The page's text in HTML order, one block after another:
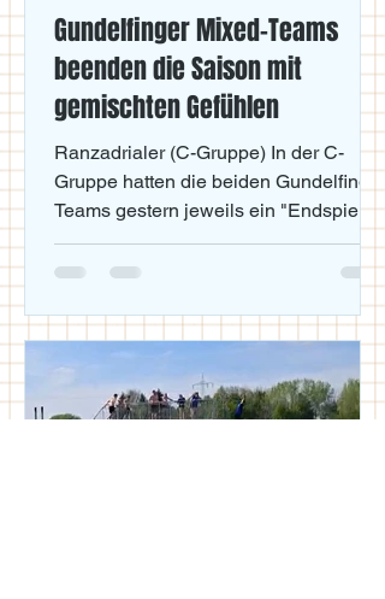
Gundelfinger Mixed-Teams
beenden die Saison mit
gemischten Gefühlen
Ranzadrialer (C-Gruppe) In der C-
Gruppe hatten die beiden Gundelfinger
Teams gestern jeweils ein "Endspiel"
zu bestreiten. Die Ranzadrialer setzten
sich dabei im Abstiegsduell denkbar
Hexenkessel mit 3:2 durch und
sicherten sich nach einer bislang
unglücklich verlaufenen Rückrunde in
letzter Sekunde den Klassenerhalt.